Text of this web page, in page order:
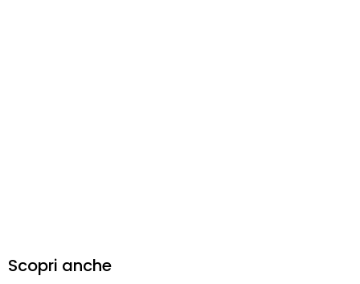
Scopri anche